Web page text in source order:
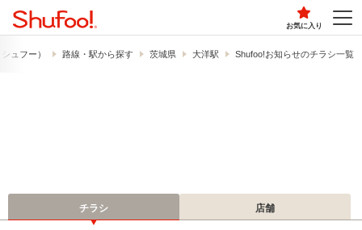
お気に入り
ュフー） 路線・駅から探す 茨城県 大洋駅 Shufoo!お知らせのチラシ一覧
チラシ 店舗